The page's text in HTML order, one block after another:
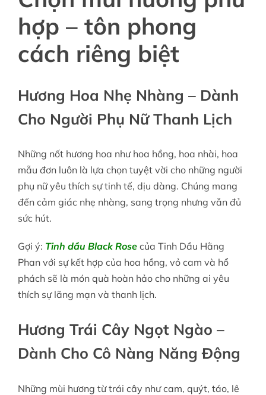
hợp – tôn phong
cách riêng biệt
Hương Hoa Nhẹ Nhàng – Dành
Cho Người Phụ Nữ Thanh Lịch
Những nốt hương hoa như hoa hồng, hoa nhài, hoa
mẫu đơn luôn là lựa chọn tuyệt vời cho những người
phụ nữ yêu thích sự tinh tế, dịu dàng. Chúng mang
đến cảm giác nhẹ nhàng, sang trọng nhưng vẫn đủ
sức hút.
Gợi ý: Tinh dầu Black Rosecủa Tinh Dầu Hằng
Phan với sự kết hợp của hoa hồng, vỏ cam và hổ
phách sẽ là món quà hoàn hảo cho những ai yêu
thích sự lãng mạn và thanh lịch.
Hương Trái Cây Ngọt Ngào –
Dành Cho Cô Nàng Năng Động
Những mùi hương từ trái cây như cam, quýt, táo, lê